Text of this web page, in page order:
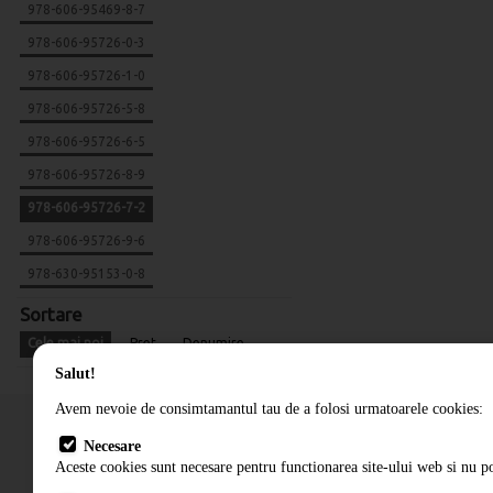
978-606-95469-8-7
978-606-95726-0-3
978-606-95726-1-0
978-606-95726-5-8
978-606-95726-6-5
978-606-95726-8-9
978-606-95726-7-2
978-606-95726-9-6
978-630-95153-0-8
Sortare
Cele mai noi Pret Denumire
Salut!
Avem nevoie de consimtamantul tau de a folosi urmatoarele cookies:
Necesare
Aceste cookies sunt necesare pentru functionarea site-ului web si nu